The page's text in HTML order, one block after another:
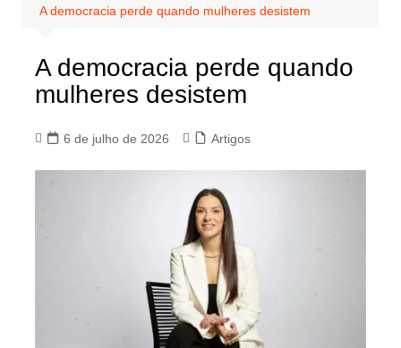
A democracia perde quando mulheres desistem
A democracia perde quando
mulheres desistem
6 de julho de 2026 Artigos